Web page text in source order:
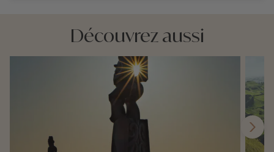
Découvrez aussi